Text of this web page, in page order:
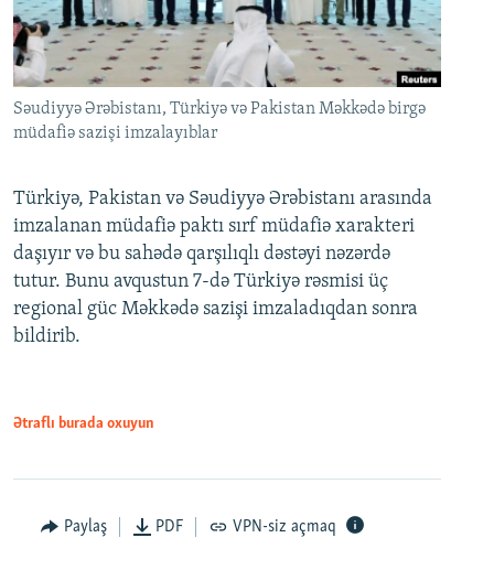
Səudiyyə Ərəbistanı, Türkiyə və Pakistan Məkkədə birgə
müdafiə sazişi imzalayıblar
Türkiyə, Pakistan və Səudiyyə Ərəbistanı arasında
imzalanan müdafiə paktı sırf müdafiə xarakteri
daşıyır və bu sahədə qarşılıqlı dəstəyi nəzərdə
tutur. Bunu avqustun 7-də Türkiyə rəsmisi üç
regional güc Məkkədə sazişi imzaladıqdan sonra
bildirib.
Ətraflı burada oxuyun
Paylaş PDF VPN-siz açmaq